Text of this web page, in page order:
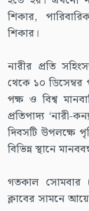
শিকার,
শিকার।
নারীর প্রতি
থেকে ১০ ডিসেম্বর
পক্ষ ও বিশ্ব
প্রতিপাদ্য ‘নারী-
দিবসটি উপলক্ষে
বিভিন্ন স্থানে
গতকাল সোমবার
ক্লাবের সামনে